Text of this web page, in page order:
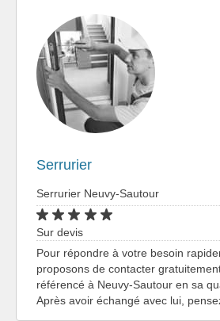
Serrurier
Serrurier Neuvy-Sautour
Sur devis
Pour répondre à votre besoin
proposons de contacter
référencé à Neuvy-Sautour en sa
Après avoir échangé avec lui,